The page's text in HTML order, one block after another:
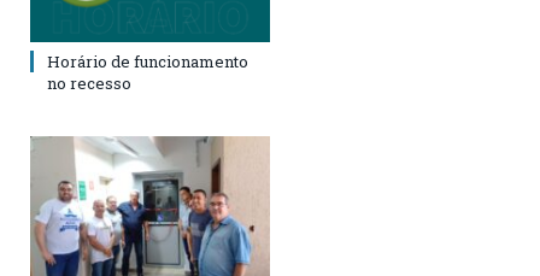
Horário de funcionamento
no recesso